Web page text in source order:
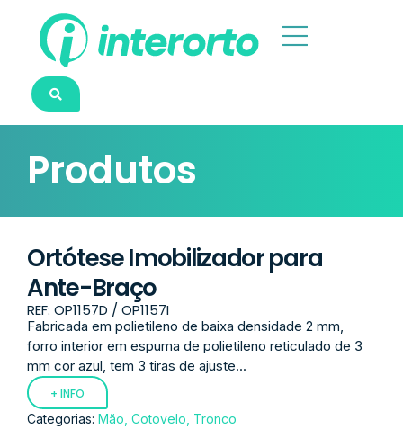
Produtos
Ortótese Imobilizador para
Ante-Braço
REF: OP1157D / OP1157I
Fabricada em polietileno de baixa densidade 2 mm,
forro interior em espuma de polietileno reticulado de 3
mm cor azul, tem 3 tiras de ajuste...
+ INFO
Categorias: Mão, Cotovelo, Tronco